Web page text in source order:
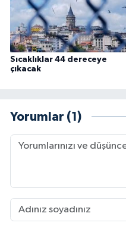
Sıcaklıklar 44 dereceye
çıkacak
Yorumlar (1)